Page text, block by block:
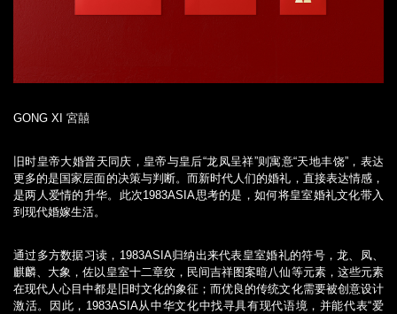
GONG XI 宮囍
旧时皇帝大婚普天同庆，皇帝与皇后“龙凤呈祥”则寓意“天地丰饶”，表达
更多的是国家层面的决策与判断。而新时代人们的婚礼，直接表达情感，
是两人爱情的升华。此次1983ASIA思考的是，如何将皇室婚礼文化带入
到现代婚嫁生活。
通过多方数据习读，1983ASIA归纳出来代表皇室婚礼的符号，龙、凤、
麒麟、大象，佐以皇室十二章纹，民间吉祥图案暗八仙等元素，这些元素
在现代人心目中都是旧时文化的象征；而优良的传统文化需要被创意设计
激活。因此，1983ASIA从中华文化中找寻具有现代语境，并能代表“爱